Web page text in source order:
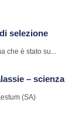
selezione
che è stato su...
– scienza
(SA)